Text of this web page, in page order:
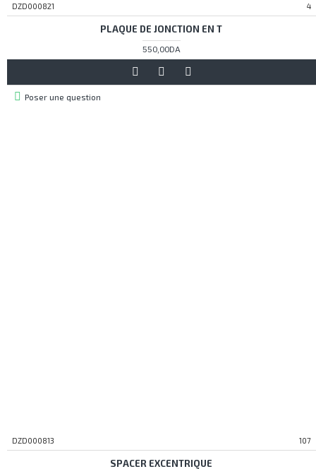
DZD000821 4
PLAQUE DE JONCTION EN T
550,00DA
Poser une question
DZD000813 107
SPACER EXCENTRIQUE